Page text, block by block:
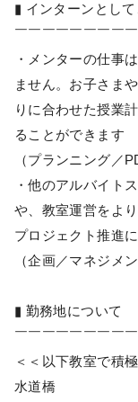
▮ インターンとし
￣￣￣￣￣￣￣￣
・メンターの仕事
ません。お子さま
りに合わせた授業
ることができます
（プランニング／
・他のアルバイト
や、教室運営をよ
プロジェクト推進
（企画／マネジメン
▮ 勤務地について
￣￣￣￣￣￣￣￣
＜＜以下教室で積
水道橋